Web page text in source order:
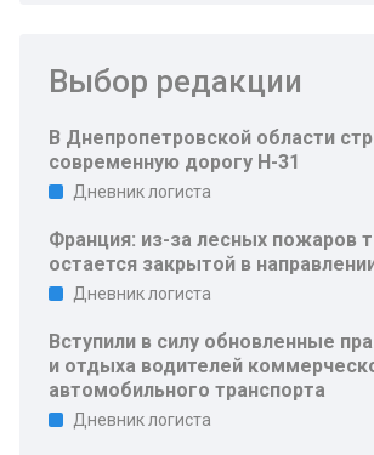
Выбор редакции
В Днепропетровской области
современную дорогу Н-31
Дневник логиста
Франция: из-за лесных пожаров
остается закрытой в
Дневник логиста
Вступили в силу обновленные
и отдыха водителей
автомобильного транспорта
Дневник логиста